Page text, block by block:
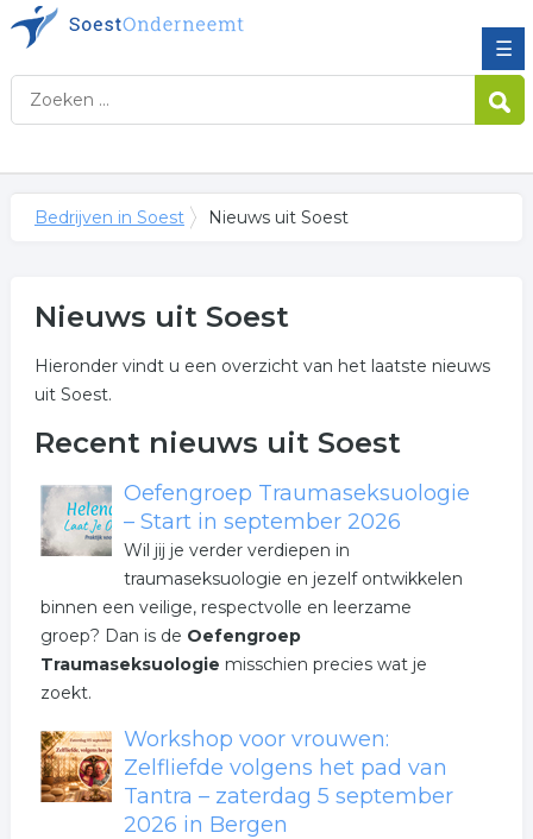
☰
Bedrijven in Soest Nieuws uit Soest
Nieuws uit Soest
Hieronder vindt u een overzicht van het laatste nieuws
uit Soest.
Recent nieuws uit Soest
Oefengroep Traumaseksuologie
– Start in september 2026
Wil jij je verder verdiepen in
traumaseksuologie en jezelf ontwikkelen
binnen een veilige, respectvolle en leerzame
groep? Dan is de Oefengroep
Traumaseksuologie misschien precies wat je
zoekt.
Workshop voor vrouwen:
Zelfliefde volgens het pad van
Tantra – zaterdag 5 september
2026 in Bergen